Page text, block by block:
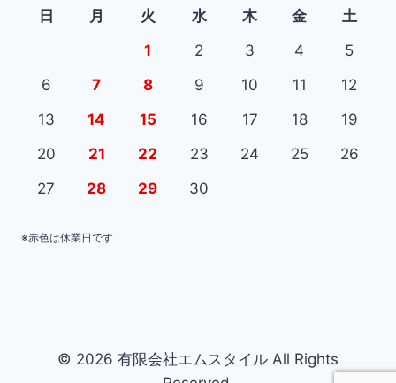
日 月 火 水 木 金
土
1
2 3 4
5
6
7 8 9 10 11
12
13
14 15 16 17 18
19
20
21 22 23 24 25
26
27
28 29 30
※赤色は休業日です
© 2026 有限会社エムスタイル All Rights